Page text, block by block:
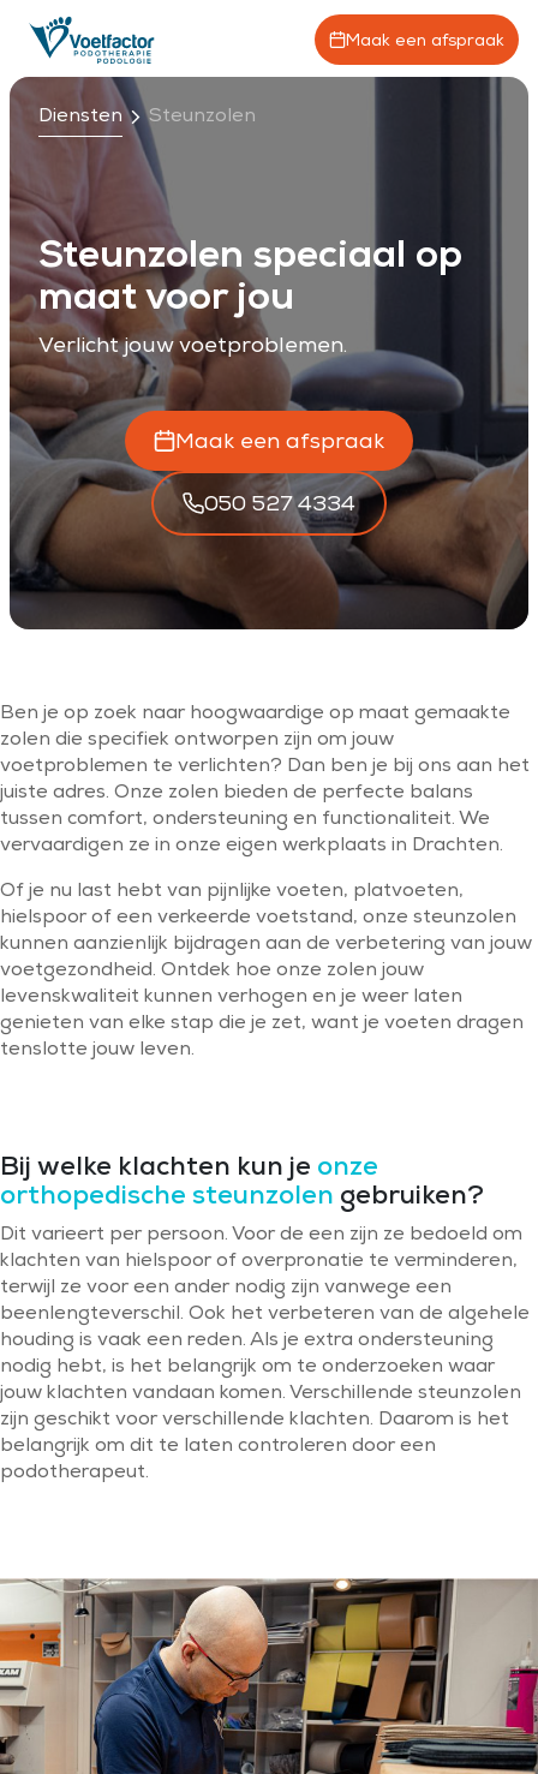
Maak een afspraak
Diensten Steunzolen
Steunzolen speciaal op
maat voor jou
Verlicht jouw voetproblemen.
Maak een afspraak
050 527 4334
Ben je op zoek naar hoogwaardige op maat gemaakte
zolen die specifiek ontworpen zijn om jouw
voetproblemen te verlichten? Dan ben je bij ons aan het
juiste adres. Onze zolen bieden de perfecte balans
tussen comfort, ondersteuning en functionaliteit. We
vervaardigen ze in onze eigen werkplaats in Drachten.
Of je nu last hebt van pijnlijke voeten, platvoeten,
hielspoor of een verkeerde voetstand, onze steunzolen
kunnen aanzienlijk bijdragen aan de verbetering van jouw
voetgezondheid. Ontdek hoe onze zolen jouw
levenskwaliteit kunnen verhogen en je weer laten
genieten van elke stap die je zet, want je voeten dragen
tenslotte jouw leven.
Bij welke klachten kun je onze
orthopedische steunzolen gebruiken?
Dit varieert per persoon. Voor de een zijn ze bedoeld om
klachten van hielspoor of overpronatie te verminderen,
terwijl ze voor een ander nodig zijn vanwege een
beenlengteverschil. Ook het verbeteren van de algehele
houding is vaak een reden. Als je extra ondersteuning
nodig hebt, is het belangrijk om te onderzoeken waar
jouw klachten vandaan komen. Verschillende steunzolen
zijn geschikt voor verschillende klachten. Daarom is het
belangrijk om dit te laten controleren door een
podotherapeut.